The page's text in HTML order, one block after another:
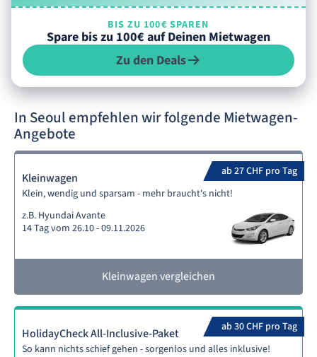
BIS ZU 100€ SPAREN
Spare bis zu 100€ auf Deinen Mietwagen
Zu den Deals
In Seoul empfehlen wir folgende Mietwagen-
Angebote
ab 27 CHF pro Tag
Kleinwagen
Klein, wendig und sparsam - mehr braucht's nicht!
z.B. Hyundai Avante
14 Tag vom 26.10 - 09.11.2026
Kleinwagen vergleichen
ab 30 CHF pro Tag
HolidayCheck All-Inclusive-Paket
So kann nichts schief gehen - sorgenlos und alles inklusive!